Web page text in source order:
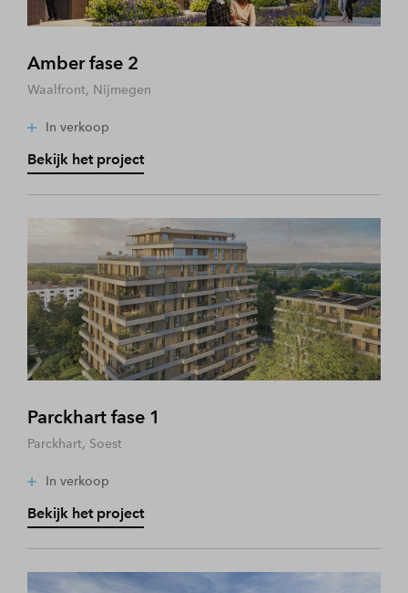
Amber fase 2
Waalfront, Nijmegen
In verkoop
Bekijk het project
Parckhart fase 1
Parckhart, Soest
In verkoop
Bekijk het project